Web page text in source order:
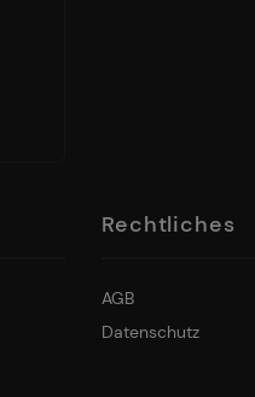
Rechtliches
AGB
Datenschutz